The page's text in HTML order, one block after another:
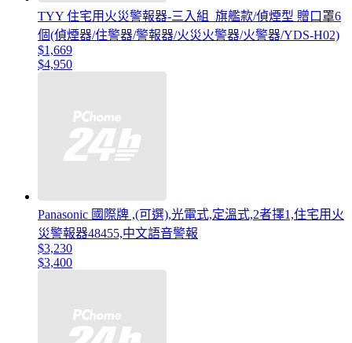
TYY 住宅用火災警報器-三入組_旗艦款/偵煙型 贈口罩6
個(偵煙器/住警器/警報器/火災火警器/火警器/YDS-H02)
$1,669
$4,950
Panasonic 國際牌 ,(可選),光電式,定溫式,2者擇1,住宅用火
災警報器48455,中文語音警報
$3,230
$3,400